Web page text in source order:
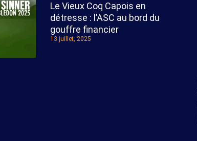
Le Vieux Coq Capois en
détresse : l’ASC au bord du
gouffre financier
13 juillet, 2025